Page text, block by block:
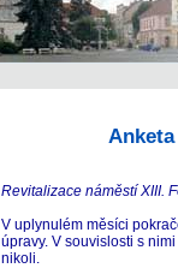
Revitalizace náměstí XIII.
V uplynulém měsíci
úpravy. V souvislosti s
nikoli.